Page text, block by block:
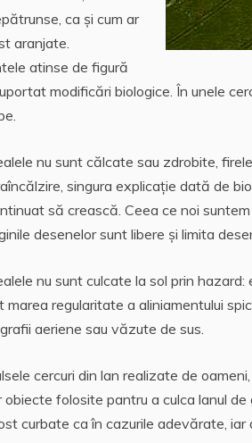
ca şi cum ar
aranjate.
atinse de figură
modificări biologice. În unele
nu sunt călcate sau zdrobite,
singura explicaţie dată de
să crească. Ceea ce noi
desenelor sunt libere şi limita
nu sunt culcate la sol prin
marea regularitate a aliniamentului
aeriene sau văzute de sus.
cercuri din lan realizate de
obiecte folosite pantru a culca lanul
curbate ca în cazurile adevărate,